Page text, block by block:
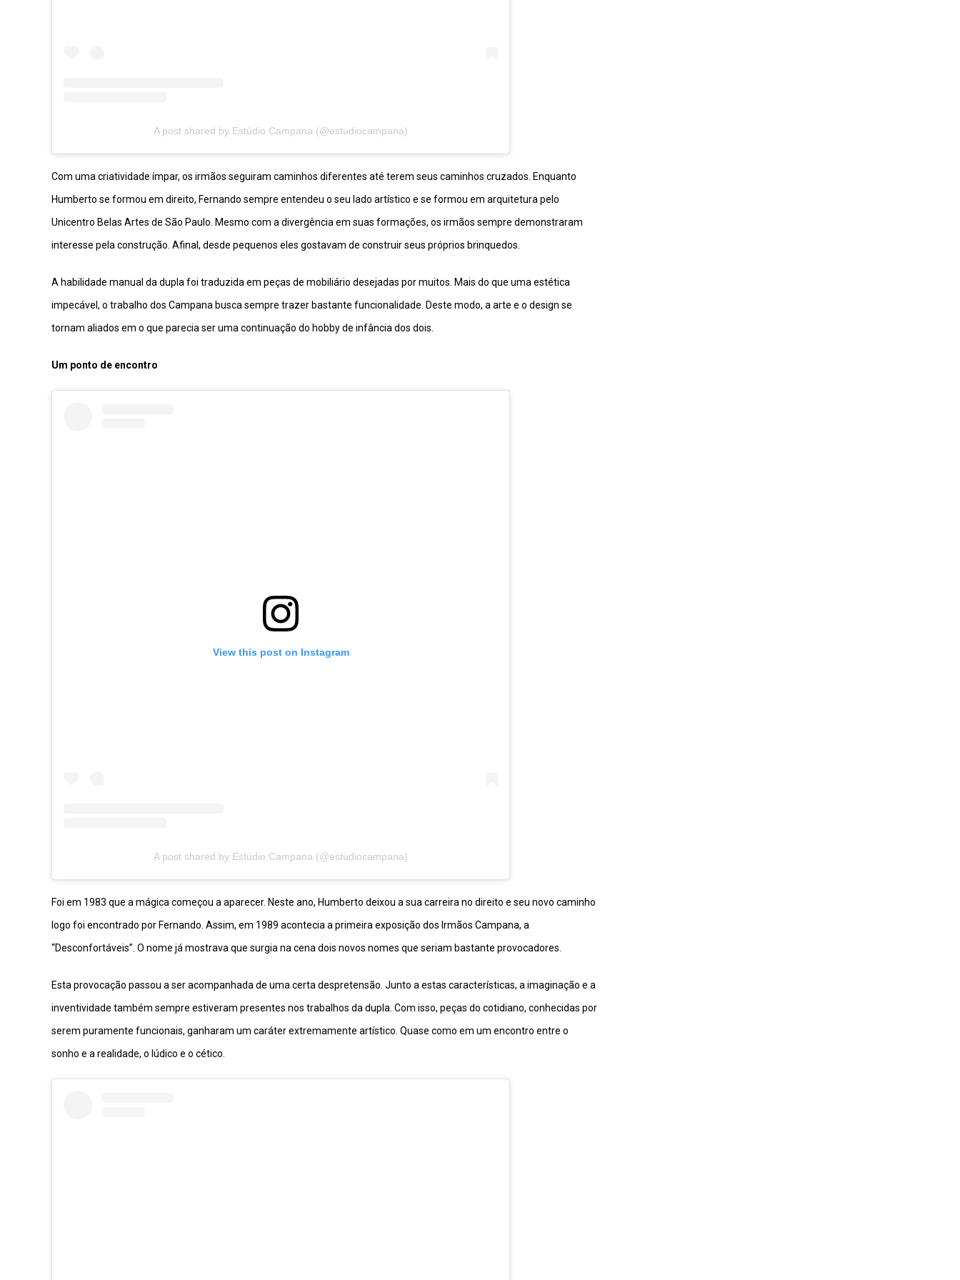
A post shared by Estúdio Campana (@estudiocampana)
Com uma criatividade ímpar, os irmãos seguiram caminhos diferentes até terem seus caminhos cruzados. Enquanto
Humberto se formou em direito, Fernando sempre entendeu o seu lado artístico e se formou em arquitetura pelo
Unicentro Belas Artes de São Paulo. Mesmo com a divergência em suas formações, os irmãos sempre demonstraram
interesse pela construção. Afinal, desde pequenos eles gostavam de construir seus próprios brinquedos.
A habilidade manual da dupla foi traduzida em peças de mobiliário desejadas por muitos. Mais do que uma estética
impecável, o trabalho dos Campana busca sempre trazer bastante funcionalidade. Deste modo, a arte e o design se
tornam aliados em o que parecia ser uma continuação do hobby de infância dos dois.
Um ponto de encontro
View this post on Instagram
A post shared by Estúdio Campana (@estudiocampana)
Foi em 1983 que a mágica começou a aparecer. Neste ano, Humberto deixou a sua carreira no direito e seu novo caminho
logo foi encontrado por Fernando. Assim, em 1989 acontecia a primeira exposição dos Irmãos Campana, a
“Desconfortáveis”. O nome já mostrava que surgia na cena dois novos nomes que seriam bastante provocadores.
Esta provocação passou a ser acompanhada de uma certa despretensão. Junto a estas características, a imaginação e a
inventividade também sempre estiveram presentes nos trabalhos da dupla. Com isso, peças do cotidiano, conhecidas por
serem puramente funcionais, ganharam um caráter extremamente artístico. Quase como em um encontro entre o
sonho e a realidade, o lúdico e o cético.